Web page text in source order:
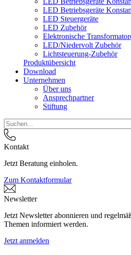
LED Betriebsgeräte
LED Steuergeräte
LED Zubehör
Elektronische
LED/Niedervolt Zubehör
Lichtsteuerung-Zubehör
Produktübersicht
Download
Unternehmen
Über uns
Ansprechpartner
Stiftung
Kontakt
Jetzt Beratung einholen.
Zum Kontaktformular
Newsletter
Jetzt Newsletter abonnieren und
Themen informiert werden.
Jetzt anmelden